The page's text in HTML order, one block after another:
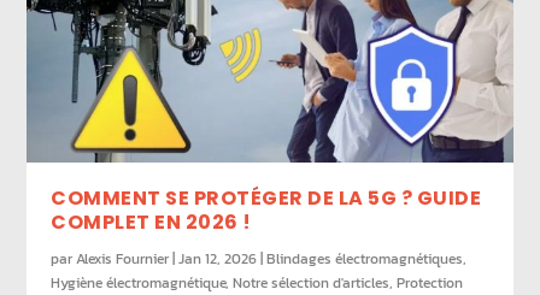
COMMENT SE PROTÉGER DE LA 5G ? GUIDE
COMPLET EN 2026 !
parAlexis Fournier|Jan 12, 2026|Blindages électromagnétiques,
Hygiène électromagnétique,Notre sélection d'articles,Protection